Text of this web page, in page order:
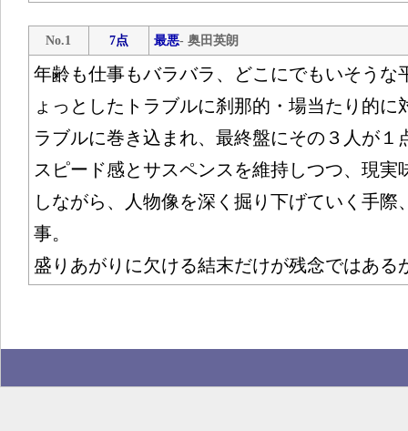
No.1 7点 最悪- 奥田英朗
年齢も仕事もバラバラ、どこにでもいそうな
ょっとしたトラブルに刹那的・場当たり的に
ラブルに巻き込まれ、最終盤にその３人が１
スピード感とサスペンスを維持しつつ、現実
しながら、人物像を深く掘り下げていく手際
事。
盛りあがりに欠ける結末だけが残念ではある